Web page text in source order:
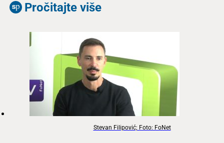
Pročitajte više
Stevan Filipović; Foto: FoNet